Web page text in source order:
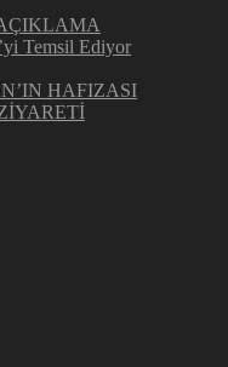
Temsil Ediyor
HAFIZASI